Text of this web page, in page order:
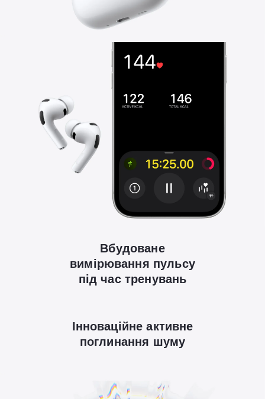
Вбудоване
вимірювання пульсу
під час тренувань
Інноваційне активне
поглинання шуму